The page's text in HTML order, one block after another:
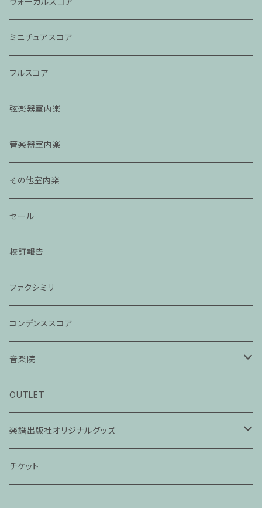
ミニチュアスコア
フルスコア
弦楽器室内楽
管楽器室内楽
その他室内楽
セール
校訂報告
ファクシミリ
コンデンススコア
音楽院
ピアノ科３０分レッスン
ピアノ科４５分レッスン
家族割プラン
OUTLET
楽譜出版社オリジナルグッズ
アパレル
チケット